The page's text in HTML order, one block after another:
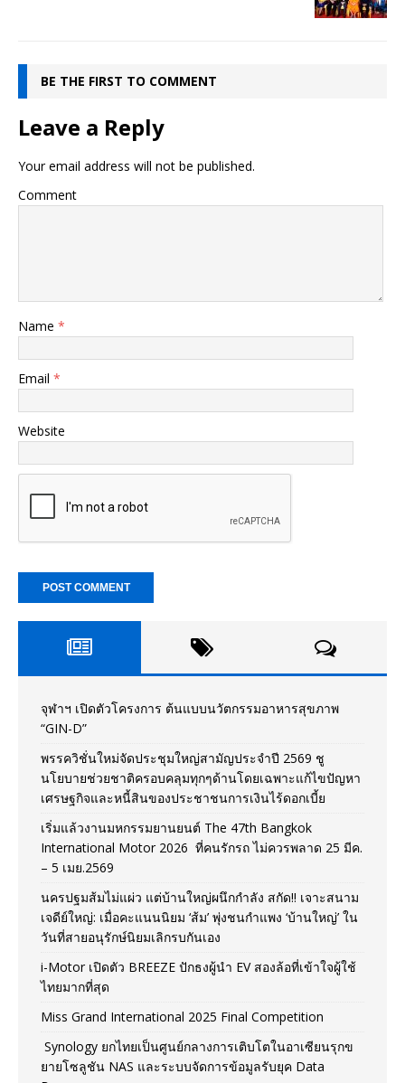
BE THE FIRST TO COMMENT
Leave a Reply
Your email address will not be published.
Comment
Name *
Email *
Website
จุฬาฯ เปิดตัวโครงการ ต้นแบบนวัตกรรมอาหารสุขภาพ
“GIN-D”
พรรควิชั่นใหม่จัดประชุมใหญ่สามัญประจำปี 2569 ชู
นโยบายช่วยชาติครอบคลุมทุกๆด้านโดยเฉพาะแก้ไขปัญหา
เศรษฐกิจและหนี้สินของประชาชนการเงินไร้ดอกเบี้ย
เริ่มแล้วงานมหกรรมยานยนต์ The 47th Bangkok
International Motor 2026 ที่คนรักรถ ไม่ควรพลาด 25 มีค.
– 5 เมย.2569
นครปฐมส้มไม่แผ่ว แต่บ้านใหญ่ผนึกกำลัง สกัด!! เจาะสนาม
เจดีย์ใหญ่: เมื่อคะแนนนิยม ‘ส้ม’ พุ่งชนกำแพง ‘บ้านใหญ่’ ใน
วันที่สายอนุรักษ์นิยมเลิกรบกันเอง
i-Motor เปิดตัว BREEZE ปักธงผู้นำ EV สองล้อที่เข้าใจผู้ใช้
ไทยมากที่สุด
Miss Grand International 2025 Final Competition
Synology ยกไทยเป็นศูนย์กลางการเติบโตในอาเซียนรุกข
ยายโซลูชัน NAS และระบบจัดการข้อมูลรับยุค Data